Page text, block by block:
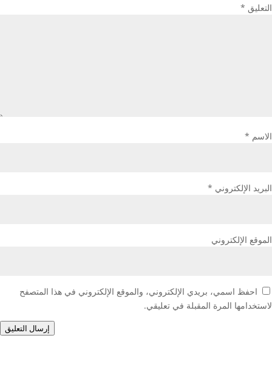
التعليق *
الاسم *
البريد الإلكتروني *
الموقع الإلكتروني
احفظ اسمي، بريدي الإلكتروني، والموقع الإلكتروني في هذا المتصفح
لاستخدامها المرة المقبلة في تعليقي.
إرسال التعليق